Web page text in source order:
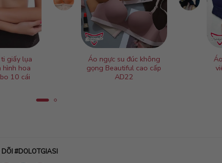
giấy lụa
hình hoa
10 cái
Áo ngực su đúc không
gọng Beautiful cao cấp
AD22
#DOLOTGIASI